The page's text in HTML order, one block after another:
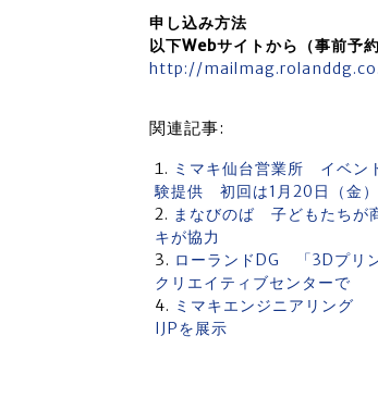
申し込み方法
以下Webサイトから（事前予
http://
関連記事:
ミマキ仙台営業所 イベン
験提供 初回は1月20日（金）
まなびのば 子どもたちが
キが協力
ローランドDG 「3Dプリ
クリエイティブセンターで
ミマキエンジニアリング
IJPを展示